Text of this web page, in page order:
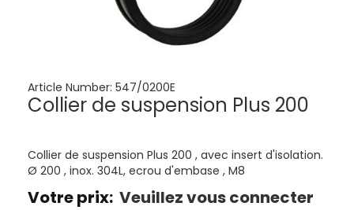
Article Number: 547/0200E
Collier de suspension Plus 200
Collier de suspension Plus 200 , avec insert d'isolation.
Ø 200 , inox. 304L, ecrou d'embase , M8
Votre prix: Veuillez vous connecter